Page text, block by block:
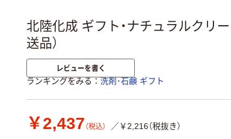
北陸化成 ギフト・ナチュラルクリ
送品）
レビューを書く
ランキングをみる 洗剤･石鹸 ギフト
￥2,437 （税込） ／￥2,216（税抜き）